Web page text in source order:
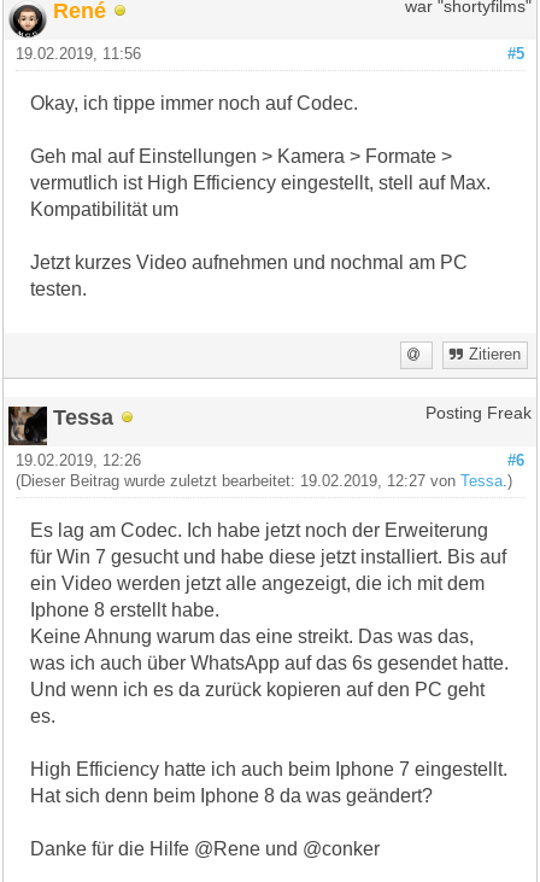
René war "shortyfilms"
#5
19.02.2019, 11:56
Okay, ich tippe immer noch auf Codec.
Geh mal auf Einstellungen > Kamera > Formate >
vermutlich ist High Efficiency eingestellt, stell auf Max.
Kompatibilität um
Jetzt kurzes Video aufnehmen und nochmal am PC
testen.
Zitieren
Tessa Posting Freak
#6
19.02.2019, 12:26
(Dieser Beitrag wurde zuletzt bearbeitet: 19.02.2019, 12:27 vonTessa .)
Es lag am Codec. Ich habe jetzt noch der Erweiterung
für Win 7 gesucht und habe diese jetzt installiert. Bis auf
ein Video werden jetzt alle angezeigt, die ich mit dem
Iphone 8 erstellt habe.
Keine Ahnung warum das eine streikt. Das was das,
was ich auch über WhatsApp auf das 6s gesendet hatte.
Und wenn ich es da zurück kopieren auf den PC geht
es.
High Efficiency hatte ich auch beim Iphone 7 eingestellt.
Hat sich denn beim Iphone 8 da was geändert?
Danke für die Hilfe @Rene und @conker